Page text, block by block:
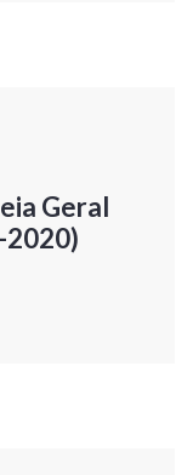
Geral
2020)